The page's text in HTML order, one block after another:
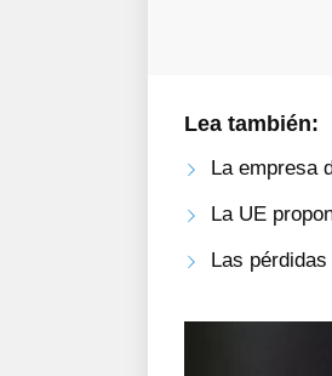
Lea también:
La empresa
La UE
Las